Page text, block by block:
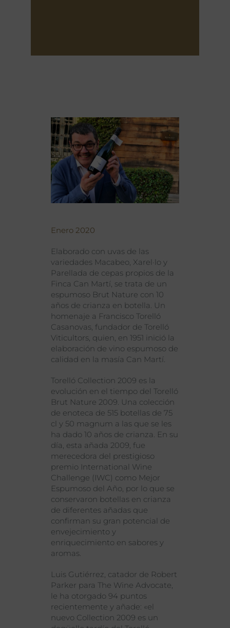
Enero 2020
Elaborado con uvas de las
variedades Macabeo, Xarel·lo y
Parellada de cepas propios de la
Finca Can Martí, se trata de un
espumoso Brut Nature con 10
años de crianza en botella. Un
homenaje a Francisco Torelló
Casanovas, fundador de Torelló
Viticultors, quien, en 1951 inició la
elaboración de vino espumoso de
calidad en la masía Can Martí.
Torelló Collection 2009 es la
evolución en el tiempo del Torelló
Brut Nature 2009. Una colección
de enoteca de 515 botellas de 75
cl y 50 magnum a las que se les
ha dado 10 años de crianza. En su
día, esta añada 2009, fue
merecedora del prestigioso
premio International Wine
Challenge (IWC) como Mejor
Espumoso del Año, por lo que se
conservaron botellas en crianza
de diferentes añadas que
confirman su gran potencial de
envejecimiento y
enriquecimiento en sabores y
aromas.
Luis Gutiérrez, catador de Robert
Parker para The Wine Advocate,
le ha otorgado 94 puntos
recientemente y añade: «el
nuevo Collection 2009 es un